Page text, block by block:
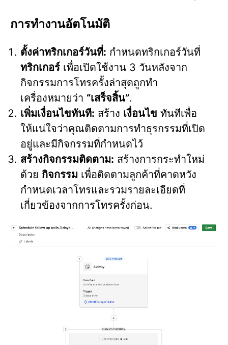
การทำงานอัตโนมัติ
ตั้งค่าทริกเกอร์วันที่: กำหนดทริกเกอร์วันที่
ทริกเกอร์ เพื่อเปิดใช้งาน 3 วันหลังจาก
กิจกรรมการโทรครั้งล่าสุดถูกทำ
เครื่องหมายว่า “เสร็จสิ้น”.
เพิ่มเงื่อนไขทันที: สร้าง เงื่อนไข ทันทีเพื่อ
ให้แน่ใจว่าคุณติดตามการทำธุรกรรมที่เปิด
อยู่และมีกิจกรรมที่กำหนดไว้
สร้างกิจกรรมติดตาม: สร้างการกระทำใหม่
ด้วย กิจกรรม เพื่อติดตามลูกค้าที่คาดหวัง
กำหนดเวลาโทรและรวมรายละเอียดที่
เกี่ยวข้องจากการโทรครั้งก่อน.